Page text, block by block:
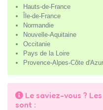
Hauts-de-France
Île-de-France
Normandie
Nouvelle-Aquitaine
Occitanie
Pays de la Loire
Provence-Alpes-Côte d'Azur
Le saviez-vous ?
sont :